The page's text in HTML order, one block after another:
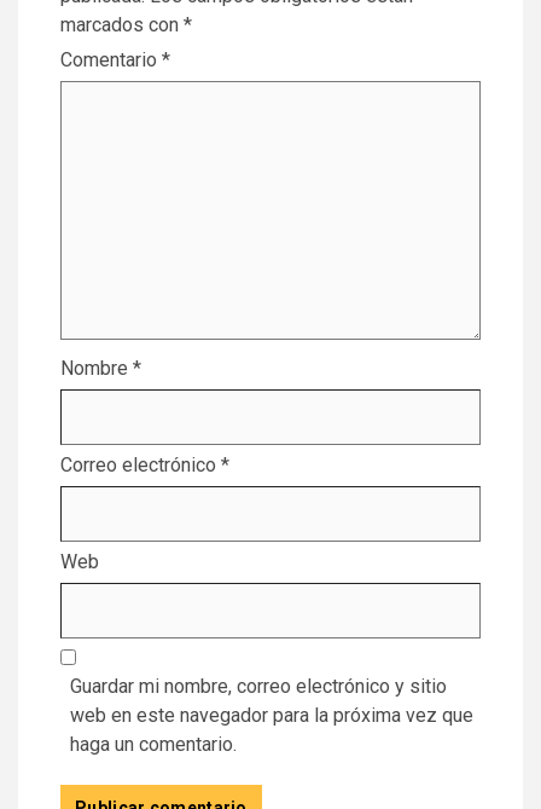
marcados con *
Comentario *
Nombre *
Correo electrónico *
Web
Guardar mi nombre, correo electrónico y sitio
web en este navegador para la próxima vez que
haga un comentario.